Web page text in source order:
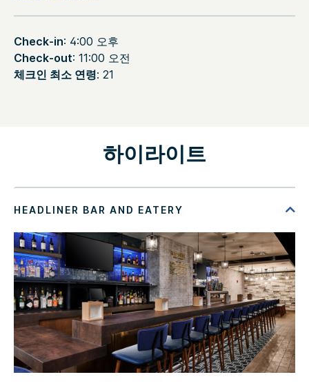
Check-in: 4:00 오후
Check-out: 11:00 오전
체크인 최소 연령: 21
하이라이트